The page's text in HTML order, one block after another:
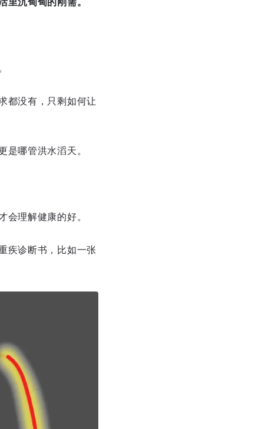
都没有，只剩如何让
是哪管洪水滔天。
会理解健康的好。
疾诊断书，比如一张